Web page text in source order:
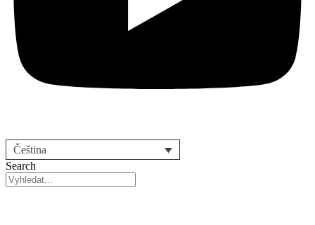
Čeština
Search